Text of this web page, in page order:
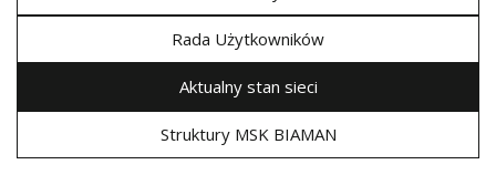
Rada Użytkowników
Aktualny stan sieci
Struktury MSK BIAMAN